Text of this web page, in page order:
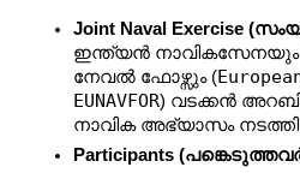
Joint Naval Exercise
ഇന്ത്യൻ
നേവൽ ഫോഴ്സും (
EUNAVFOR) വടക്കൻ
നാവിക അഭ്യാസം
Participants